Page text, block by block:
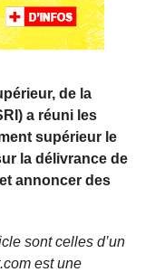
de la
a réuni les
supérieur le
la délivrance de
annoncer des
sont celles d’un
est une